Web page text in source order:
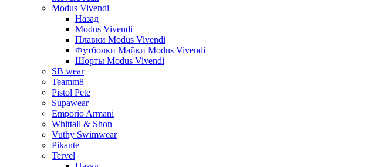
Modus Vivendi
Назад
Modus Vivendi
Плавки Modus Vivendi
Футболки Майки Modus Vivendi
Шорты Modus Vivendi
SB wear
Teamm8
Pistol Pete
Supawear
Emporio Armani
Whittall & Shon
Vuthy Swimwear
Pikante
Tervel